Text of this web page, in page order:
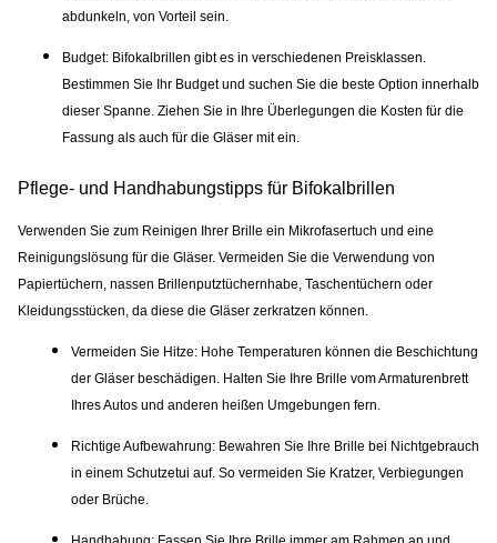
abdunkeln, von Vorteil sein.
Budget: Bifokalbrillen gibt es in verschiedenen Preisklassen.
Bestimmen Sie Ihr Budget und suchen Sie die beste Option innerhalb
dieser Spanne. Ziehen Sie in Ihre Überlegungen die Kosten für die
Fassung als auch für die Gläser mit ein.
Pflege- und Handhabungstipps für Bifokalbrillen
Verwenden Sie zum Reinigen Ihrer Brille ein Mikrofasertuch und eine
Reinigungslösung für die Gläser. Vermeiden Sie die Verwendung von
Papiertüchern, nassen Brillenputztüchernhabe, Taschentüchern oder
Kleidungsstücken, da diese die Gläser zerkratzen können.
Vermeiden Sie Hitze: Hohe Temperaturen können die Beschichtung
der Gläser beschädigen. Halten Sie Ihre Brille vom Armaturenbrett
Ihres Autos und anderen heißen Umgebungen fern.
Richtige Aufbewahrung: Bewahren Sie Ihre Brille bei Nichtgebrauch
in einem Schutzetui auf. So vermeiden Sie Kratzer, Verbiegungen
oder Brüche.